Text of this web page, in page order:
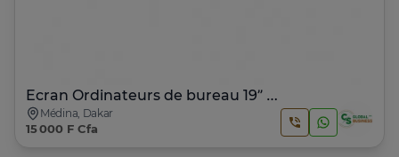
Ecran Ordinateurs de bureau 19” • 20” • 22” • 23” • 24”
Médina, Dakar
15 000 F Cfa